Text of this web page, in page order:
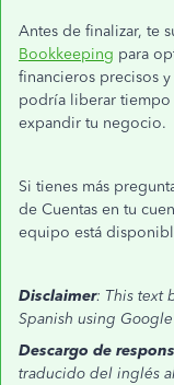
Antes de finalizar, te
Bookkeeping para
financieros precisos
podría liberar
expandir tu negocio.
Si tienes más
de Cuentas en tu
equipo está
Disclaimer: This text
Spanish using Google
Descargo de
traducido del inglés